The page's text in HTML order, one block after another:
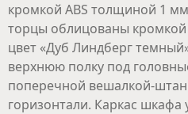
кромкой ABS толщиной 1
торцы облицованы
цвет «Дуб Линдберг
верхнюю полку под
поперечной вешалкой-
горизонтали. Каркас шкафа